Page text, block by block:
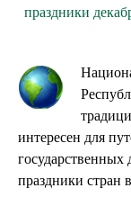
праздники
интересен для
праздники стран